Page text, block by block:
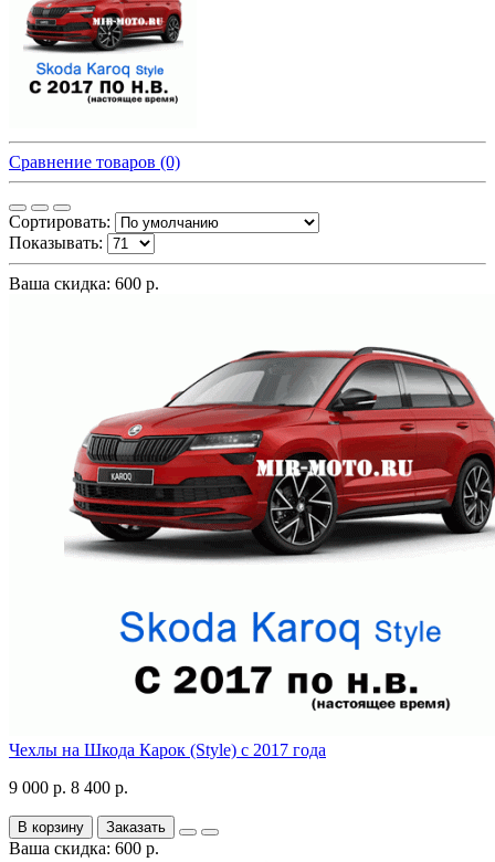
Сравнение товаров (0)
Сортировать:
Показывать:
Ваша скидка: 600 р.
Чехлы на Шкода Карок (Style) с 2017 года
9 000 р. 8 400 р.
В корзину Заказать
Ваша скидка: 600 р.